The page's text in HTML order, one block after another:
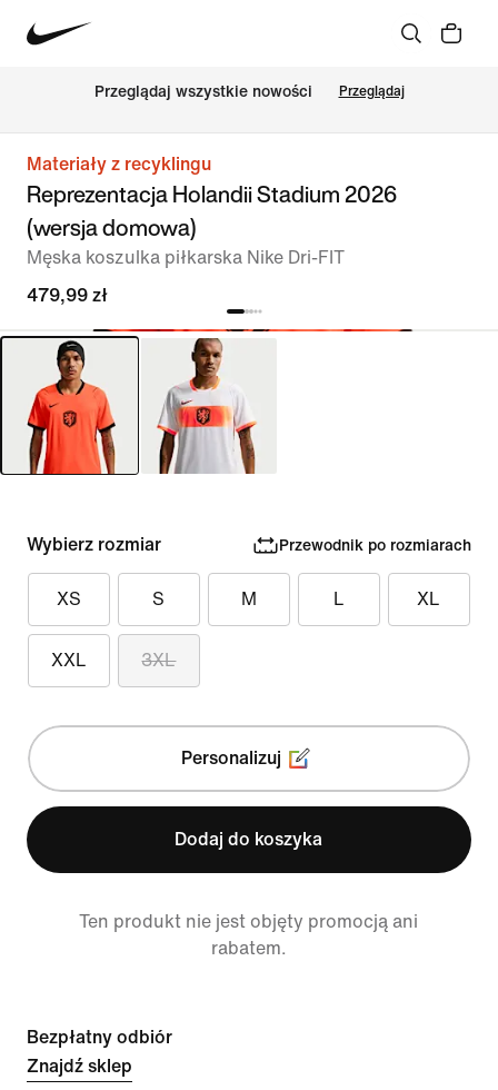
Przeglądaj wszystkie nowości Przeglądaj
Materiały z recyklingu
Reprezentacja Holandii Stadium 2026
(wersja domowa)
Męska koszulka piłkarska Nike Dri-FIT
479,99 zł
Wybierz rozmiar Przewodnik po rozmiarach
XS S M L XL
XXL 3XL
Personalizuj
Dodaj do koszyka
Ten produkt nie jest objęty promocją ani
rabatem.
Bezpłatny odbiór
Znajdź sklep